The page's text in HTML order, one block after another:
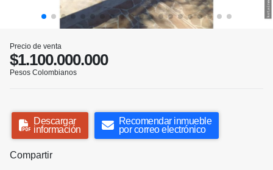
Precio de venta
$1.100.000.000
Pesos Colombianos
Descargar
información
Recomendar inmueble
por correo electrónico
Compartir